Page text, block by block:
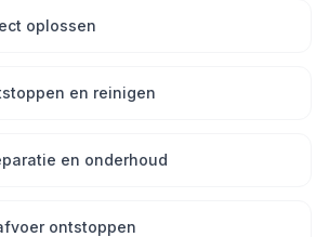
oplossen
en reinigen
en onderhoud
ontstoppen